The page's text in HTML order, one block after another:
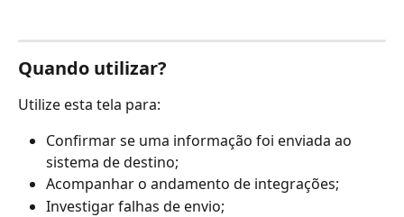
Quando utilizar?
Utilize esta tela para:
Confirmar se uma informação foi enviada ao
sistema de destino;
Acompanhar o andamento de integrações;
Investigar falhas de envio;